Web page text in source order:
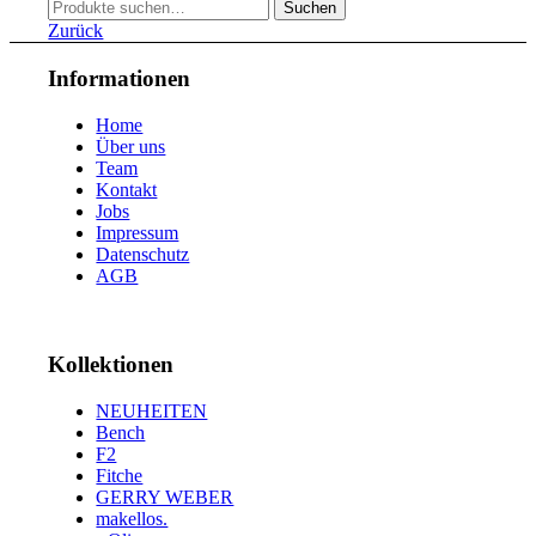
5310
54
55
5
57
594
602
612
631
Suche
nach:
Suchen
Zurück
Informationen
Home
Über uns
Team
Kontakt
Jobs
Impressum
Datenschutz
AGB
Kollektionen
NEUHEITEN
Bench
F2
Fitche
GERRY WEBER
makellos.